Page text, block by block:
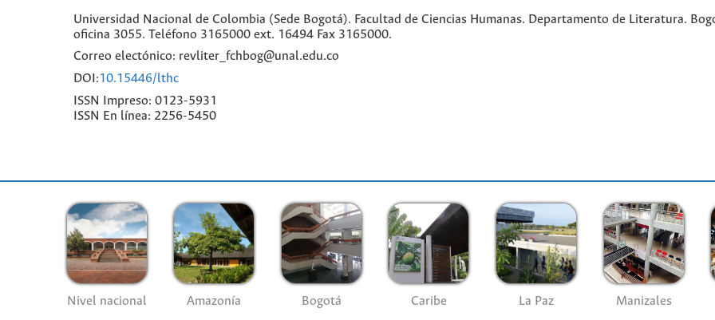
Universidad Nacional de Colombia (Sede Bogotá). Facultad de Ciencias Humanas. Departamento de Literatura.
oficina 3055. Teléfono 3165000 ext. 16494 Fax 3165000.
Correo electónico: revliter_fchbog@unal.edu.co
DOI:10.15446/lthc
ISSN Impreso: 0123-5931
ISSN En línea: 2256-5450
Nivel nacional Amazonía Bogotá Caribe La Paz Manizales